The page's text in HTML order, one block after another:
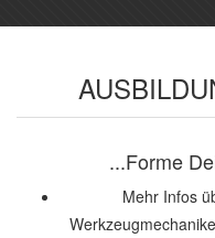
...Forme
Mehr Infos